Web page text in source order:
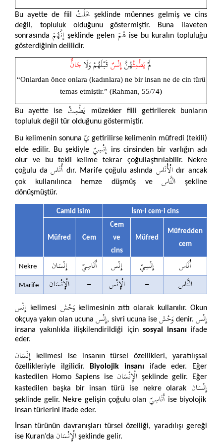
Bu ayette de fiil خَلَتْşeklinde müennes gelmiş ve cins
değil, topluluk olduğunu göstermiştir. Buna ilaveten
sonrasındaإِنَّـهُمْ şeklinde gelen هُمْise bu kuralın topluluğu
gösterdiğinin delilidir.
لَمْيَطْمِثْهُنَّإِنْسٌقَبْلَهُمْ وَلَاجَانٌّ
“Onlardan önce onlara (kadınlara) ne bir insan ne de cin türü
temas etmiştir.” (Rahman, 55/74)
Bu ayette ise يَطْمِثْ
müzekker fiili getirilerek bunların
topluluk değil tür olduğunu göstermiştir.
Bu kelimenin sonuna يّ getirilirse kelimenin müfredi (tekili)
elde edilir. Bu şekliyle إِنْسِيّ ins cinsinden bir varlığın adı
olur ve bu tekil kelime tekrar çoğullaştırılabilir. Nekre
çoğulu daأُنَاس dır. Marife çoğulu aslında الْأُنَاسdır ancak
çok kullanılınca hemze düşmüş veالنَّاس şekline
dönüşmüştür.
Camid isim İsm-i cem-i cins
Müfred Cem
Cem
ve
cins
Müfred
Müfredden
cem
Nekre إِنْسَان أَنَاسِيّ إِنْس إِنْسِيّ أُنَاس
Marife الْإِنْسَان - الْإِنْس -
النَّاس
kelimesi وَحْشkelimesinin zıttı olarak kullanılır. Okun
okçuya yakın olan ucuna إِنْس, sivri ucuna ise وَحْش denir. إِنْس
insana yakınlıkla ilişkilendirildiği için sosyal insanı ifade
eder.
إِنْسَان kelimesi ise insanın türsel özellikleri, yaratılışsal
özellikleriyle ilgilidir.
Biyolojik insanı ifade eder. Eğer
kastedilen Homo Sapiens ise الْإِنْسَان şeklinde gelir. Eğer
kastedilen başka bir insan türü ise nekre olarak إِنْسَان
şeklinde gelir. Nekre gelişin çoğulu olan أَنَاسِيّ ise biyolojik
insan türlerini ifade eder.
İnsan türünün davranışları türsel özelliği, yaradılışı gereği
ise Kuran’da الْإِنْسَان şeklinde gelir.